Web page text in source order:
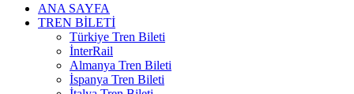
ANA SAYFA
TREN BİLETİ
Türkiye Tren Bileti
İnterRail
Almanya Tren Bileti
İspanya Tren Bileti